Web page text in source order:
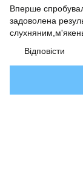
Вперше
задоволена
Відповісти